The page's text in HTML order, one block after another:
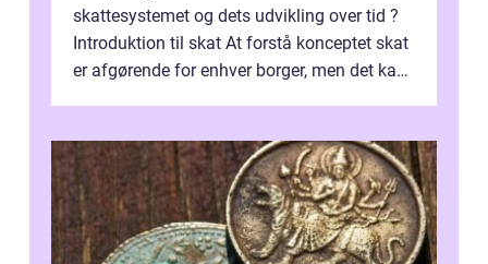
skattesystemet og dets udvikling over tid ?
Introduktion til skat At forstå konceptet skat
er afgørende for enhver borger, men det kan